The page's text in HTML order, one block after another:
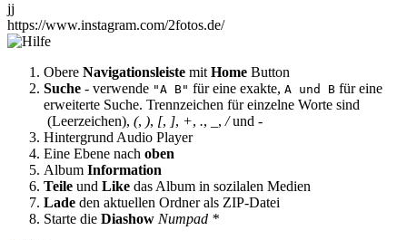
jj
https://www.instagram.com/2fotos.de/
Obere Navigationsleiste mit Home Button
Suche - verwende "A B" für eine exakte, A und B für eine
erweiterte Suche. Trennzeichen für einzelne Worte sind
(Leerzeichen), (, ), [, ], +, ., , /und -
Hintergrund Audio Player
Eine Ebene nach oben
Album Information
Teile und Like das Album in sozilalen Medien
Lade den aktuellen Ordner als ZIP-Datei
Starte die Diashow Numpad *